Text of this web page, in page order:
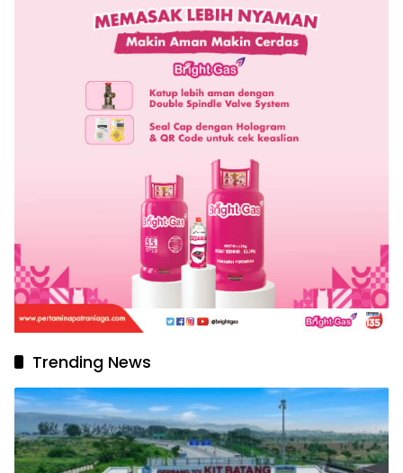
Trending News